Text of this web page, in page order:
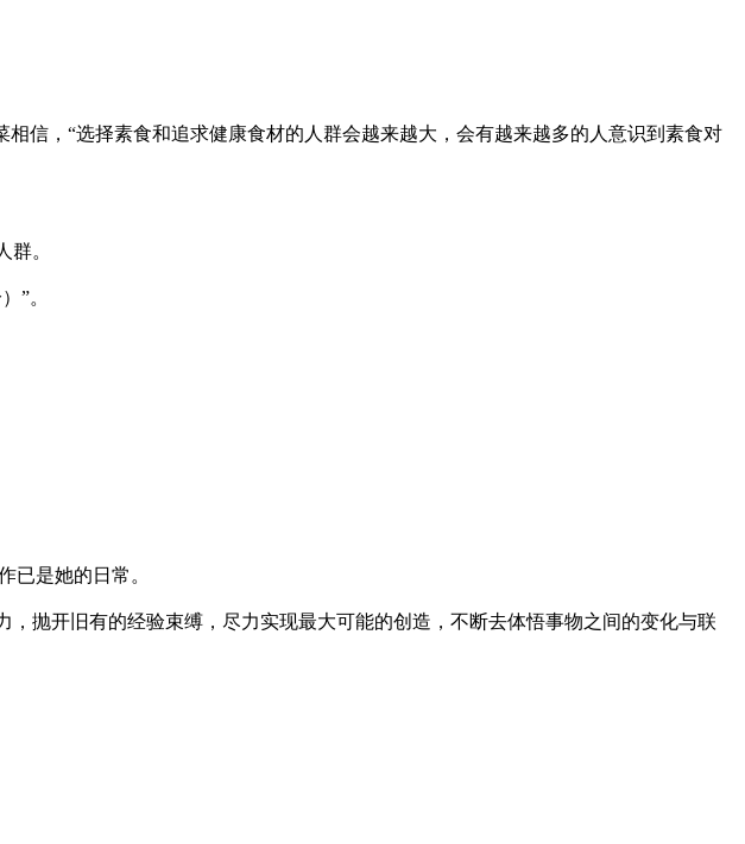
信，“选择素食和追求健康食材的人群会越来越大，会有越来越多的人意识到素食对
。
”。
已是她的日常。
抛开旧有的经验束缚，尽力实现最大可能的创造，不断去体悟事物之间的变化与联